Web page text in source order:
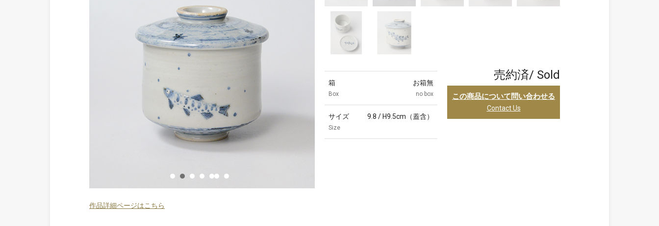
箱
Box
お箱無
no box
サイズ
Size
9.8 / H9.5cm（蓋含）
売約済/ Sold
この商品について問い合わせる
Contact Us
作品詳細ページはこちら